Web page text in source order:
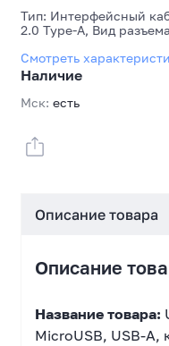
Тип: Интерфейсный
2.0 Type-A, Вид
Micro-USB 2.0, Вид
Количество разъемов
Черный
Смотреть
Наличие
Мск:есть
Описание товара
Описание
Название товара:
MicroUSB, USB-A,